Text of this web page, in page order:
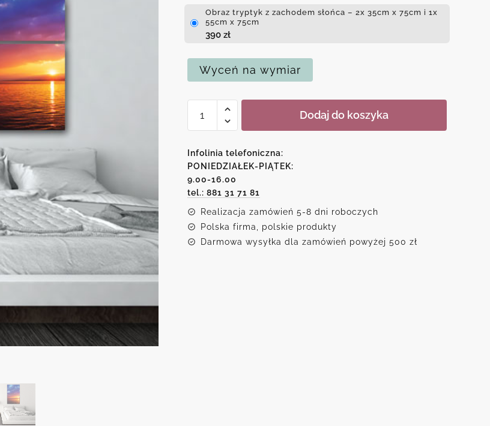
Obraz tryptyk z zachodem słońca – 2x 35cm x 75cm i 1x
55cm x 75cm
390 zł
Wyceń na wymiar
Obraz
z
zachodem
słońca
Dodaj do koszyka
Infolinia telefoniczna:
PONIEDZIAŁEK-PIĄTEK:
9.00-16.00
tel.: 881 31 71 81
Realizacja zamówień 5-8 dni roboczych
Polska firma, polskie produkty
Darmowa wysyłka dla zamówień powyżej 500 zł